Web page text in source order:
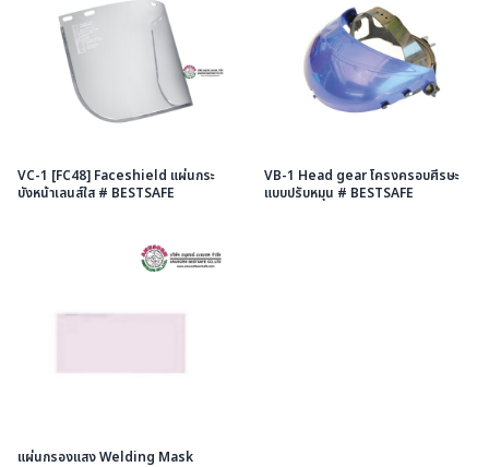
VC-1 [FC48] Faceshield แผ่นกระ
บังหน้าเลนส์ใส # BESTSAFE
VB-1 Head gear โครงครอบศีรษะ
แบบปรับหมุน # BESTSAFE
แผ่นกรองแสง Welding Mask